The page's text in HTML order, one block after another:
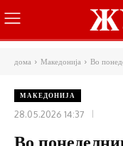
дома Македонија Во
МАКЕДОНИЈА
28.05.2026 14:37
Во